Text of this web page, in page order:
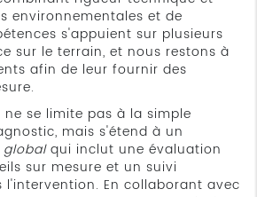
environnementales et de
s'appuient sur plusieurs
sur le terrain, et nous restons à
afin de leur fournir des
se limite pas à la simple
mais s'étend à un
qui inclut une évaluation
sur mesure et un suivi
l'intervention. En collaborant avec